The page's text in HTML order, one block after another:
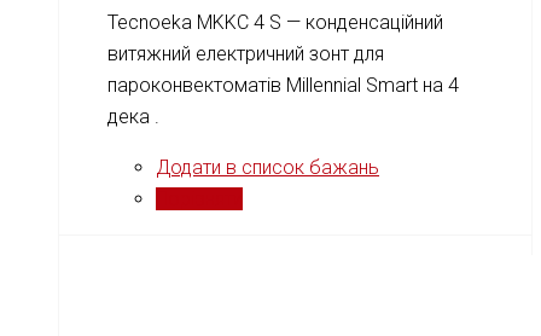
Tecnoeka MKKC 4 S — конденсаційний
витяжний електричний зонт для
пароконвектоматів Millennial Smart на 4
дека .
Додати в список бажань